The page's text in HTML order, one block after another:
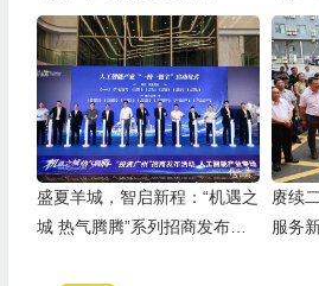
盛夏羊城，智启新程：“机遇之
城 热气腾腾”系列招商发布活
赓续
服务